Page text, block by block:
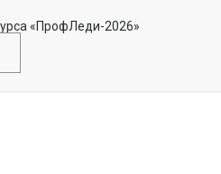
«ПрофЛеди-2026»